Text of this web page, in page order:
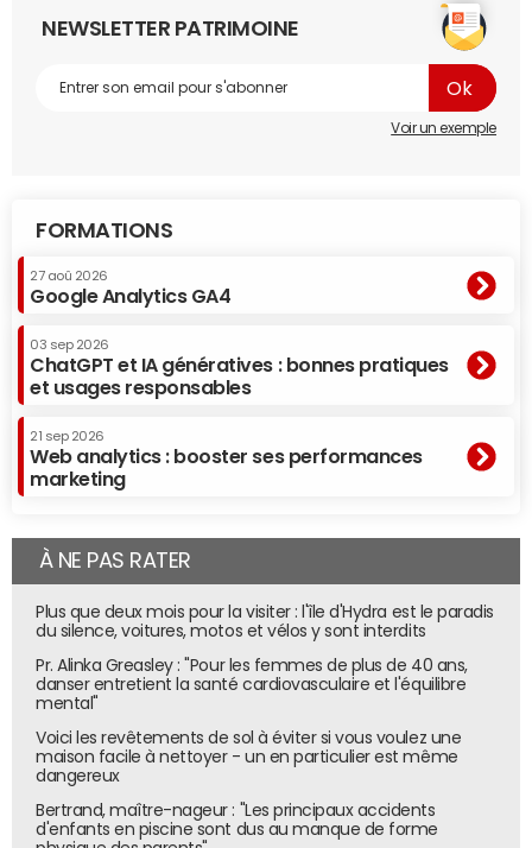
NEWSLETTER PATRIMOINE
Voir un exemple
FORMATIONS
27 aoû 2026
Google Analytics GA4
03 sep 2026
ChatGPT et IA génératives : bonnes pratiques
et usages responsables
21 sep 2026
Web analytics : booster ses performances
marketing
À NE PAS RATER
Plus que deux mois pour la visiter : l'île d'Hydra est le paradis
du silence, voitures, motos et vélos y sont interdits
Pr. Alinka Greasley : "Pour les femmes de plus de 40 ans,
danser entretient la santé cardiovasculaire et l'équilibre
mental"
Voici les revêtements de sol à éviter si vous voulez une
maison facile à nettoyer - un en particulier est même
dangereux
Bertrand, maître-nageur : "Les principaux accidents
d'enfants en piscine sont dus au manque de forme